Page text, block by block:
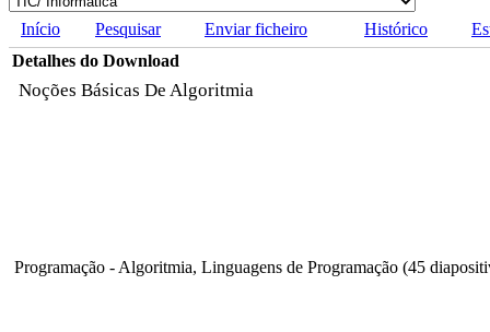
Início Pesquisar Enviar ficheiro Histórico
Detalhes do Download
Noções Básicas De Algoritmia
Programação - Algoritmia, Linguagens de Programação (45